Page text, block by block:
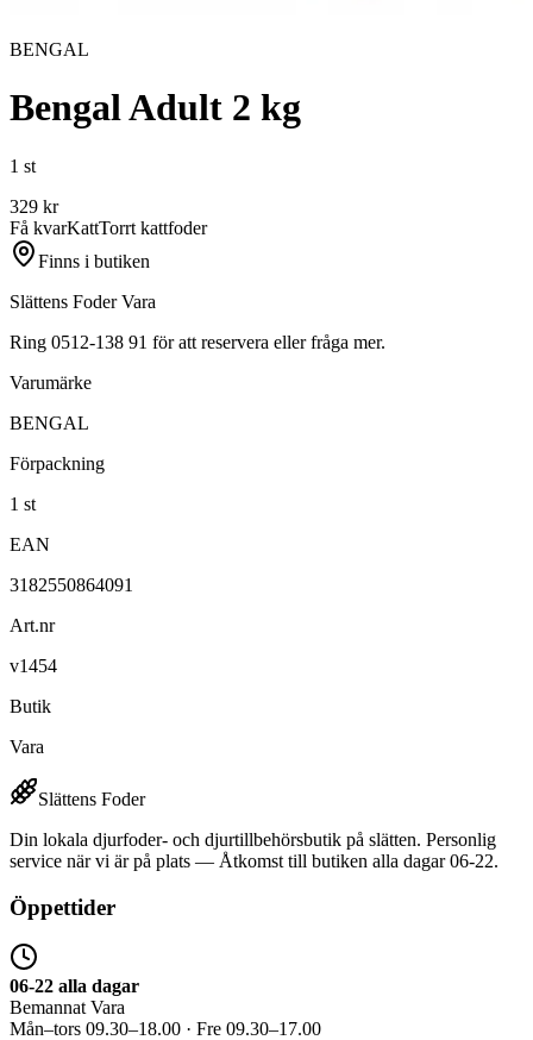
BENGAL
Bengal Adult 2 kg
1 st
329 kr
Få kvarKattTorrt kattfoder
Finns i butiken
Slättens Foder Vara
Ring 0512-138 91 för att reservera eller fråga mer.
Varumärke
BENGAL
Förpackning
1 st
EAN
3182550864091
Art.nr
v1454
Butik
Vara
Slättens Foder
Din lokala djurfoder- och djurtillbehörsbutik på slätten. Personlig
service när vi är på plats — Åtkomst till butiken alla dagar 06-22.
Öppettider
06-22 alla dagar
Bemannat Vara
Mån–tors 09.30–18.00 · Fre 09.30–17.00